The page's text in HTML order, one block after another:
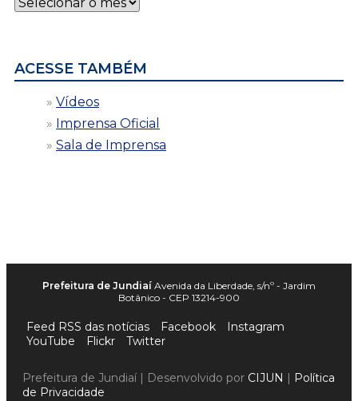
por
ACESSE TAMBÉM
Vídeos
Imprensa Oficial
Sala de Imprensa
Prefeitura de Jundiaí Avenida da Liberdade, s/nº - Jardim
Botânico - CEP 13214-900
Feed RSS das notícias Facebook
Instagram
YouTube
Flickr Twitter
Prefeitura de Jundiaí | Desenvolvido por CIJUN | Política
de Privacidade